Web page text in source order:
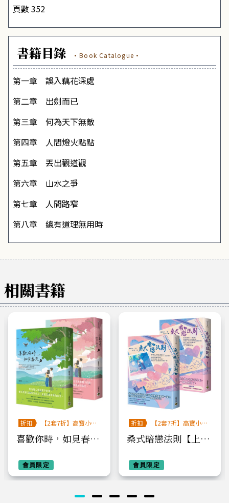
頁數 352
書籍目錄 ·Book Catalogue·
第一章 誤入藕花深處
第二章 出劍而已
第三章 何為天下無敵
第四章 人間燈火點點
第五章 丟出觀道觀
第六章 山水之爭
第七章 人間路窄
第八章 總有道理無用時
相關書籍
折扣
【2套7折】高寶小說
喜歡你時，如見春光
會員限定
折扣
【2套7折】高寶小說
桑式暗戀法則【上下
會員限定